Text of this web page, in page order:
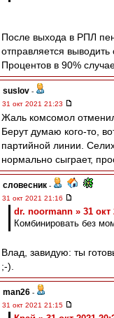
После выхода в РПЛ
отправляется
Процентов в 90%
suslov -
31 окт 2021 21:23
Жаль комсомол
Берут думаю кого-то,
партийной линии.
нормально сыграет,
словесник -
31 окт 2021 21:16
dr. noormann » 31 окт
Комбинировать без
Влад, завидую: ты
;-).
man26 -
31 окт 2021 21:15